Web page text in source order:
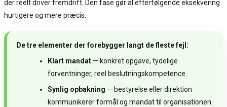
der reelt driver fremdrift. Den fase gør al efterfølgende eksekvering
hurtigere og mere præcis.
De tre elementer der forebygger langt de fleste fejl:
Klart mandat — konkret opgave, tydelige
forventninger, reel beslutningskompetence.
Synlig opbakning — bestyrelse eller direktion
kommunikerer formål og mandat til organisationen.